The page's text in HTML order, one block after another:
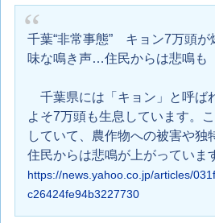
千葉“非常事態” キョン7万頭
味な鳴き声…住民からは悲鳴も
千葉県には「キョン」と呼ば
よそ7万頭も生息しています。
していて、農作物への被害や独
住民からは悲鳴が上がっていま
https://news.yahoo.co.jp/articles/
c26424fe94b3227730